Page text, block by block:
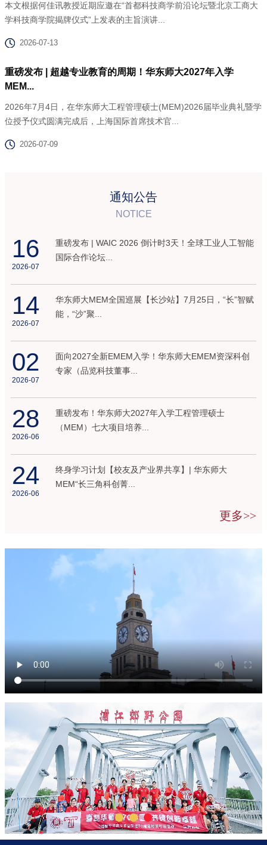
本文根据何佳讯教授近期应邀在“首都科技商学前沿论坛暨北京工商大
学科技商学院揭牌仪式”上发表的主旨演讲...
2026-07-13
重磅发布 | 超越专业教育的周期！华东师大2027年入学
MEM...
2026年7月4日，在华东师大工程管理硕士(MEM)2026届毕业典礼暨学
位授予仪式圆满完成后，上海国际首席技术官...
2026-07-09
通知公告
NOTICE
16
2026-07
重磅发布 | WAIC 2026 倒计时3天！全球工业人工智能
国际合作论坛...
14
2026-07
华东师大MEM全国巡展【长沙站】7月25日，“长”智赋
能，“沙”聚...
02
2026-07
面向2027全新EMEM入学！华东师大EMEM资深科创
专家（品览科技董事...
28
2026-06
重磅发布！华东师大2027年入学工程管理硕士
（MEM）七大项目培养...
24
2026-06
终身学习计划【校友及产业界共享】| 华东师大
MEM“长三角科创菁...
更多>>